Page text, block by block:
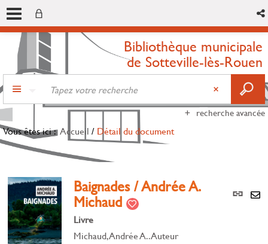
Bibliothèque municipale
de Sotteville-lès-Rouen
recherche avancée
Vous êtes ici : Accueil / Détail du document
Lien
Baignades / Andrée A.
Michaud
Livre
Michaud, Andrée A.. Auteur